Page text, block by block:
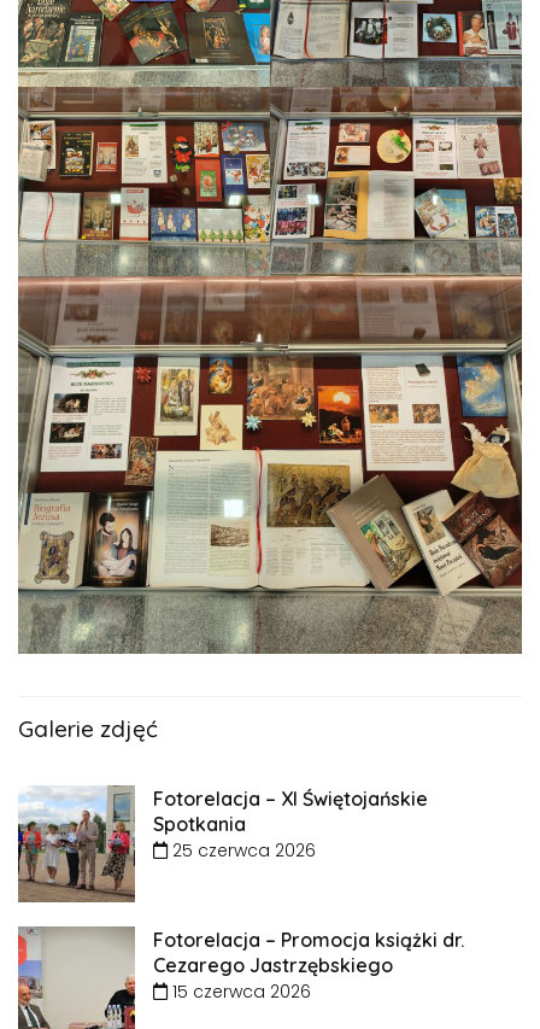
Galerie zdjęć
Fotorelacja – XI Świętojańskie
Spotkania
25 czerwca 2026
Fotorelacja – Promocja książki dr.
Cezarego Jastrzębskiego
15 czerwca 2026